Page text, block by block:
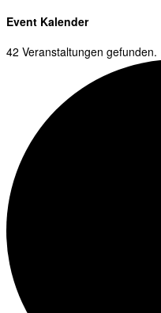
Event Kalender
42 Veranstaltungen gefunden.